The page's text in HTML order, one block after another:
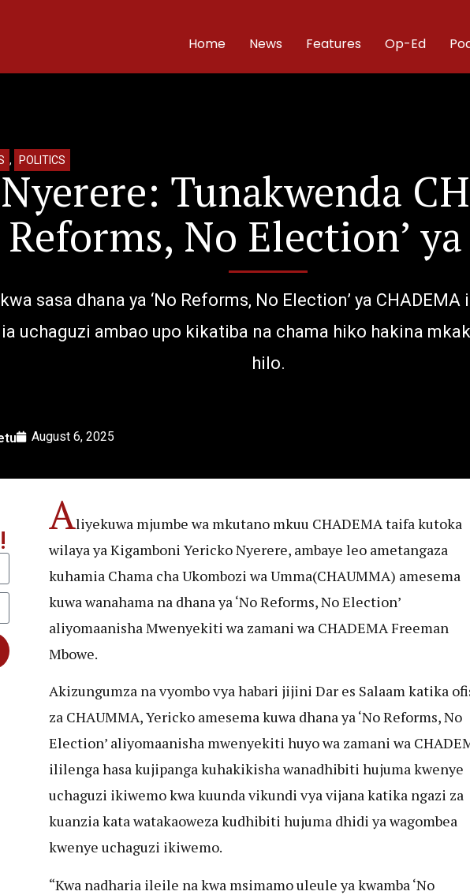
Home News Features Op-Ed
, POLITICS
Tunakwenda
Reforms, No Election’
sasa dhana ya ‘No Reforms, No Election’ ya
uchaguzi ambao upo kikatiba na chama hiko hakina
hilo.
August 6, 2025
Aliyekuwa mjumbe wa mkutano mkuu CHADEMA taifa kutoka
wilaya ya Kigamboni Yericko Nyerere, ambaye leo ametangaza
kuhamia Chama cha Ukombozi wa Umma(CHAUMMA) amesema
kuwa wanahama na dhana ya ‘No Reforms, No Election’
aliyomaanisha Mwenyekiti wa zamani wa CHADEMA Freeman
Mbowe.
Akizungumza na vyombo vya habari jijini Dar es Salaam katika
za CHAUMMA, Yericko amesema kuwa dhana ya ‘No Reforms, No
Election’ aliyomaanisha mwenyekiti huyo wa zamani wa
ililenga hasa kujipanga kuhakikisha wanadhibiti hujuma kwenye
uchaguzi ikiwemo kwa kuunda vikundi vya vijana katika ngazi za
kuanzia kata watakaoweza kudhibiti hujuma dhidi ya wagombea
kwenye uchaguzi ikiwemo.
“Kwa nadharia ileile na kwa msimamo uleule ya kwamba ‘No